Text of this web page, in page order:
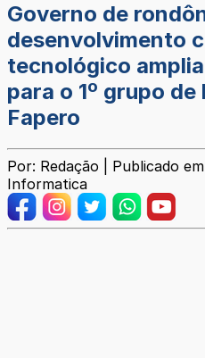
Governo de
desenvolvimento
tecnológico
para o 1º grupo
Fapero
Por: Redação | Publicado
Informatica